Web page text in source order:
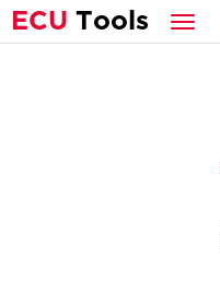
ECU Tools